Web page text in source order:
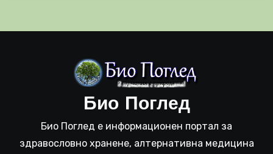
Био Поглед
Био Поглед е информационен портал за
здравословно хранене, алтернативна медицина